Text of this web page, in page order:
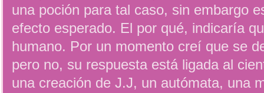
una poción para tal caso, sin embargo
efecto esperado. El por qué, indicaría
humano. Por un momento creí que se
pero no, su respuesta está ligada al
una creación de J.J, un autómata, una